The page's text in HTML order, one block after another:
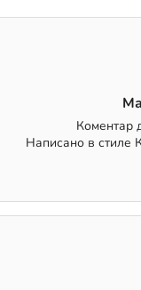
Коментар
Написано в стиле